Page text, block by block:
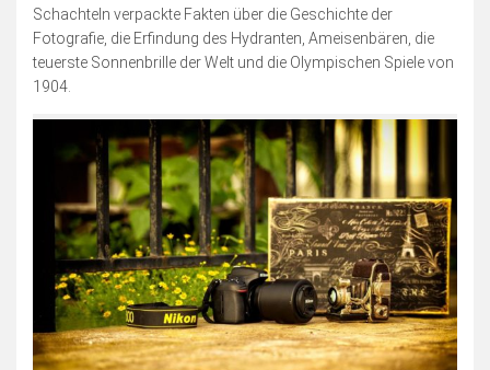
Blogserie: Unnützes Wissen
Blogserie: Spaß mit Wappen
Sonstiges
Blogserie: Nordsee 2016
Blogserie: Rømø 2018
Archiv
Impressum
Bildnachweise
Datenschutzerklärung
Schnellfinder
Schachteln verpackte Fakten über die Geschichte der
Fotografie, die Erfindung des Hydranten, Ameisenbären, die
teuerste Sonnenbrille der Welt und die Olympischen Spiele von
1904.